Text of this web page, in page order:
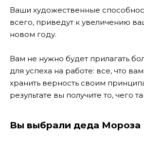
Ваши художественные
всего, приведут к увеличению
новом году.
Вам не нужно будет прилагать
для успеха на работе: все, что
хранить верность своим
результате вы получите то, чего
Вы выбрали деда